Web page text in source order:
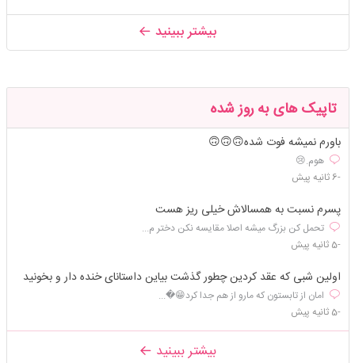
بیشتر ببینید
تاپیک های به روز شده
باورم نمیشه فوت شده🙃🙃🙃
هوم.😢
-6 ثانیه پیش
پسرم نسبت به همسالاش خیلی ریز هست
تحمل کن بزرگ میشه اصلا مقایسه نکن دختر م...
-5 ثانیه پیش
اولین شبی که عقد کردین چطور گذشت بیاین داستانای خنده دار و بخونید
امان از تابستون که مارو از هم جدا کرد😁�...
-5 ثانیه پیش
بیشتر ببینید